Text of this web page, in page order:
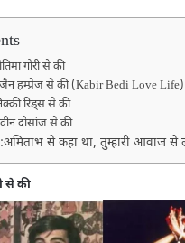
गौरी से की
हम्प्रेज से की (Kabir Bedi Love Life)
रिड्स से की
दोसांज से की
से कहा था, तुम्‍हारी आवाज से
से की